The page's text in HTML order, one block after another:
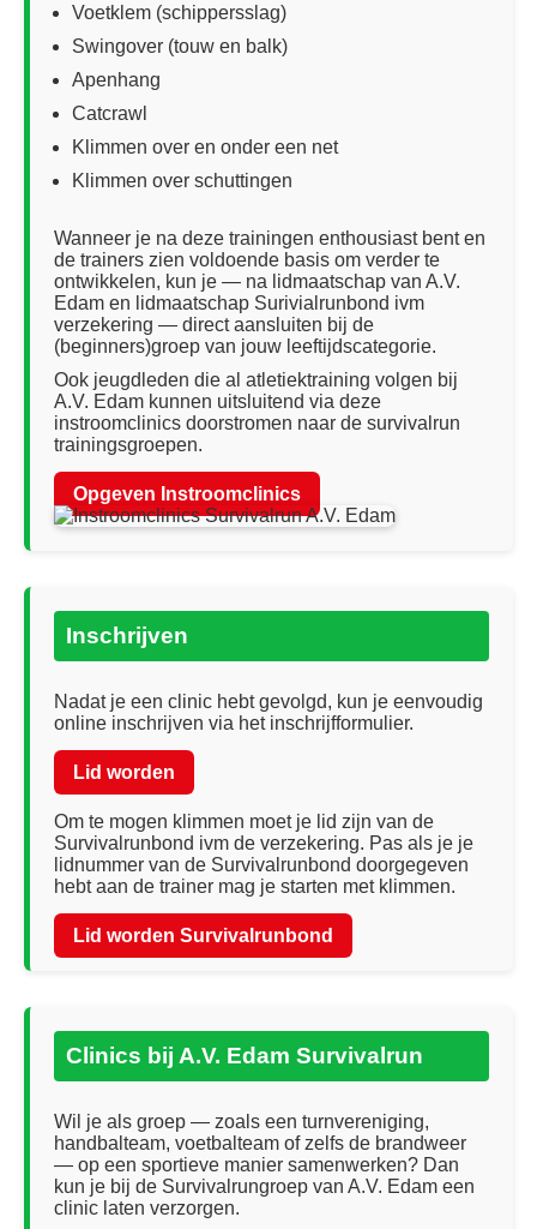
Voetklem (schippersslag)
Swingover (touw en balk)
Apenhang
Catcrawl
Klimmen over en onder een net
Klimmen over schuttingen
Wanneer je na deze trainingen enthousiast bent en
de trainers zien voldoende basis om verder te
ontwikkelen, kun je — na lidmaatschap van A.V.
Edam en lidmaatschap Surivialrunbond ivm
verzekering — direct aansluiten bij de
(beginners)groep van jouw leeftijdscategorie.
Ook jeugdleden die al atletiektraining volgen bij
A.V. Edam kunnen uitsluitend via deze
instroomclinics doorstromen naar de survivalrun
trainingsgroepen.
Opgeven Instroomclinics
Inschrijven
Nadat je een clinic hebt gevolgd, kun je eenvoudig
online inschrijven via het inschrijfformulier.
Lid worden
Om te mogen klimmen moet je lid zijn van de
Survivalrunbond ivm de verzekering. Pas als je je
lidnummer van de Survivalrunbond doorgegeven
hebt aan de trainer mag je starten met klimmen.
Lid worden Survivalrunbond
Clinics bij A.V. Edam Survivalrun
Wil je als groep — zoals een turnvereniging,
handbalteam, voetbalteam of zelfs de brandweer
— op een sportieve manier samenwerken? Dan
kun je bij de Survivalrungroep van A.V. Edam een
clinic laten verzorgen.